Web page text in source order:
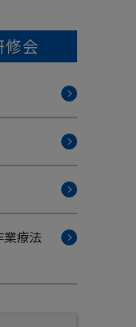
修会
業療法